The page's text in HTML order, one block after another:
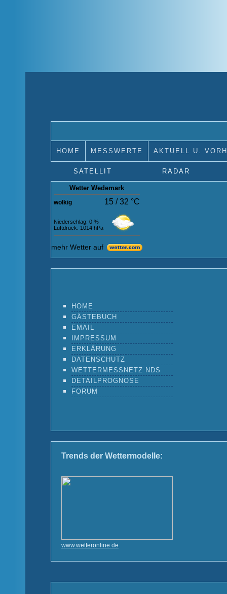
HOME MESSWERTE AKTUELL U.
SATELLIT RADAR
Wetter Wedemark
wolkig 15 / 32 °C
Niederschlag: 0 %
Luftdruck: 1014 hPa
mehr Wetter auf
HOME
GÄSTEBUCH
EMAIL
IMPRESSUM
ERKLÄRUNG
DATENSCHUTZ
WETTERMESSNETZ NDS
DETAILPROGNOSE
FORUM
Trends der Wettermodelle:
www.wetteronline.de